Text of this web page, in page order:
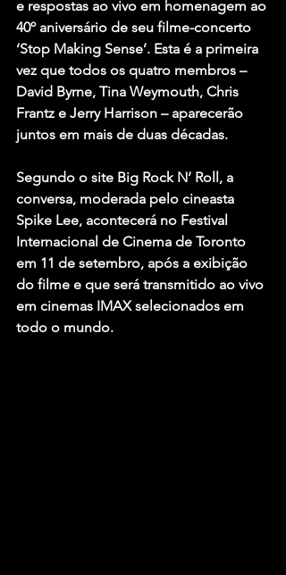
e respostas ao vivo em homenagem ao
40º aniversário de seu filme-concerto
‘Stop Making Sense’. Esta é a primeira
vez que todos os quatro membros –
David Byrne, Tina Weymouth, Chris
Frantz e Jerry Harrison – aparecerão
juntos em mais de duas décadas.
Segundo o site Big Rock N’ Roll, a
conversa, moderada pelo cineasta
Spike Lee, acontecerá no Festival
Internacional de Cinema de Toronto
em 11 de setembro, após a exibição
do filme e que será transmitido ao vivo
em cinemas IMAX selecionados em
todo o mundo.